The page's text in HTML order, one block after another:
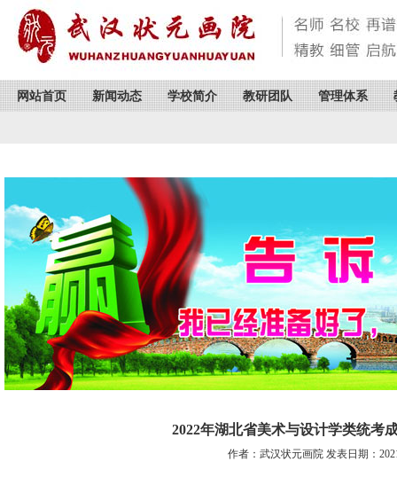
网站首页 新闻动态 学校简介 教研团队 管理体系
2022年湖北省美术与设计学类统考
作者：武汉状元画院 发表日期：